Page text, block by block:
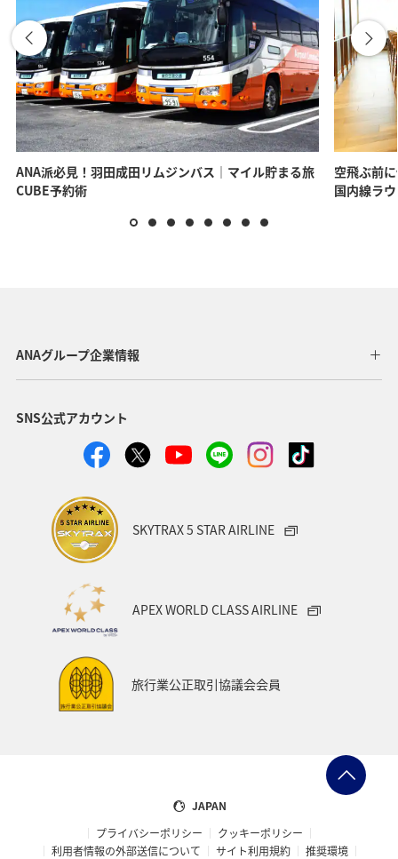
ANA派必見！羽田成田リムジンバス｜マイル貯まる旅
CUBE予約術
空飛ぶ前
国内線ラ
ANAグループ企業情報
SNS公式アカウント
SKYTRAX 5 STAR AIRLINE
APEX WORLD CLASS AIRLINE
旅行業公正取引協議会会員
JAPAN
プライバシーポリシー
クッキーポリシー
利用者情報の外部送信について
サイト利用規約 推奨環境